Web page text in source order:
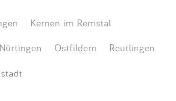
Kernen im Remstal
Nürtingen Ostfildern
Reutlingen